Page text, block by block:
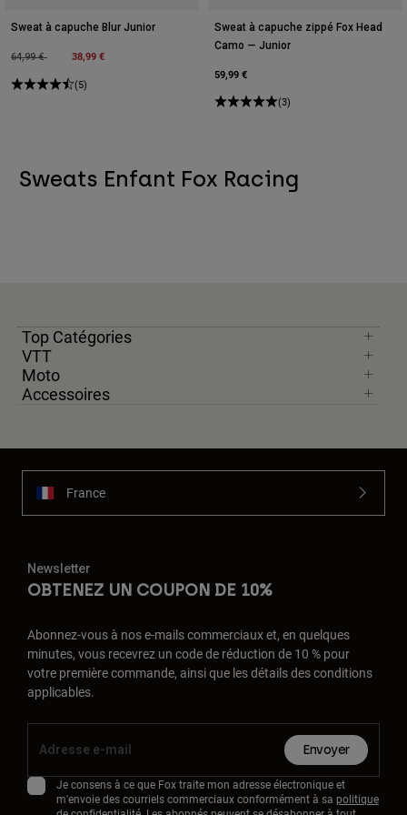
Sweat à capuche Blur Junior
Price reduced from
64,99 €to 38,99 €
(5)
Sweat à capuche zippé Fox Head
Camo — Junior
59,99 €
(3)
Sweats Enfant Fox Racing
Top Catégories
VTT
Moto
Accessoires
France
Newsletter
OBTENEZ UN COUPON DE 10%
Abonnez-vous à nos e-mails commerciaux et, en quelques
minutes, vous recevrez un code de réduction de 10 % pour
votre première commande, ainsi que les détails des conditions
applicables.
Envoyer
Je consens à ce que Fox traite mon adresse électronique et
m'envoie des courriels commerciaux conformément à sa politique